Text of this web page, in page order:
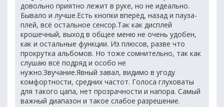
довольно приятно лежит в руке, но не идеально.
Бывало и лучше.Есть кнопки вперёд, назад и пауза-
плей, всё остальное сенсор.Так как дисплей
крошечный, выход в общее меню не очень удобен,
как и остальные функции. Из плюсов, разве что
прокрутка альбомов. Но тоже сомнительно, так как
слушаю всё подряд и особо не
нужно.Звучание.Явный завал, видимо в угоду
комфортности, средних частот. Голоса глуховаты
для такого цапа, нет прозрачности и напора. Самый
важный диапазон и такое слабое разрешение.